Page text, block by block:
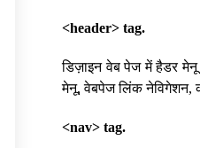
<header> tag.
डिज़ाइन वेब पेज में हैडर
मेनू, वेबपेज लिंक नेविगेशन,
<nav> tag.